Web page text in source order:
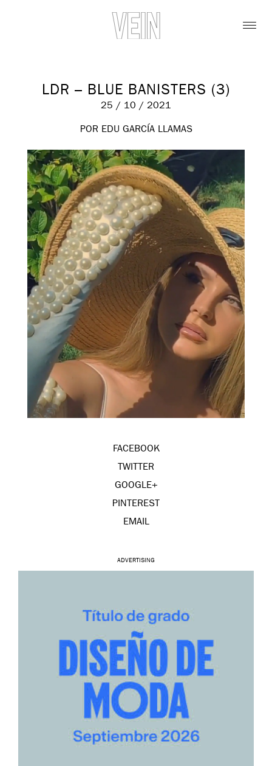
LDR – BLUE BANISTERS (3)
25 / 10 / 2021
POR EDU GARCÍA LLAMAS
FACEBOOK
TWITTER
GOOGLE+
PINTEREST
EMAIL
ADVERTISING